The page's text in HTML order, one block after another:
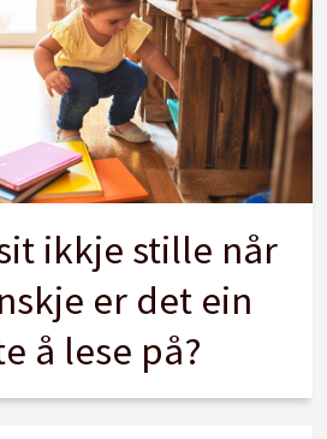
ikkje stille når
er det ein
å lese på?